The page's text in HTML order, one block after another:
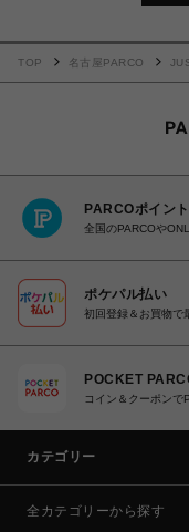
TOP 名古屋PARCO
PARCOポイント
全国のPARCOや
ポケパル払い
初回登録＆お買物で
POCKET
コイン＆クーポンで
カテゴリー
全カテゴリーから探す